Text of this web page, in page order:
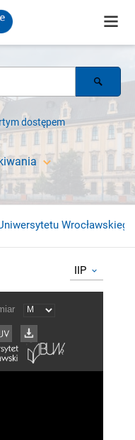
dostępem
Wrocławskiego
IIP